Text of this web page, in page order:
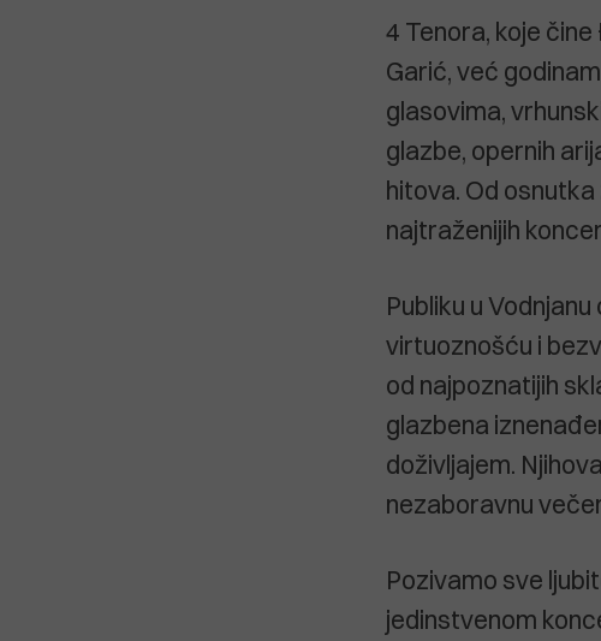
4 Tenora, koje
Garić, već
glasovima,
glazbe, opernih
hitova. Od osnutka
najtraženijih
Publiku u
virtuoznošću i
od najpoznatijih
glazbena
doživljajem.
nezaboravnu
Pozivamo sve
jedinstvenom